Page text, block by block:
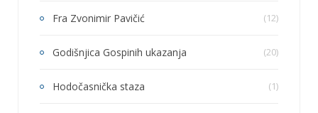
Fra Zvonimir Pavičić (12)
Godišnjica Gospinih ukazanja (20)
Hodočasnička staza (1)